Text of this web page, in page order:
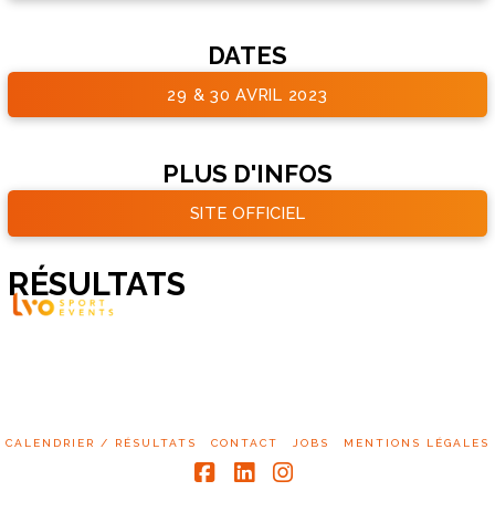
DATES
29 & 30 AVRIL 2023
PLUS D'INFOS
SITE OFFICIEL
RÉSULTATS
CALENDRIER / RÉSULTATS CONTACT JOBS MENTIONS LÉGALES